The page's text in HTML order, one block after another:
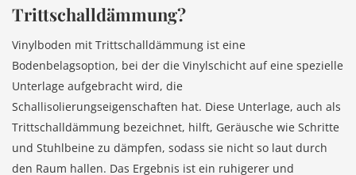
Trittschalldämmung?
Vinylboden mit Trittschalldämmung ist eine
Bodenbelagsoption, bei der die Vinylschicht auf eine spezielle
Unterlage aufgebracht wird, die
Schallisolierungseigenschaften hat. Diese Unterlage, auch als
Trittschalldämmung bezeichnet, hilft, Geräusche wie Schritte
und Stuhlbeine zu dämpfen, sodass sie nicht so laut durch
den Raum hallen. Das Ergebnis ist ein ruhigerer und